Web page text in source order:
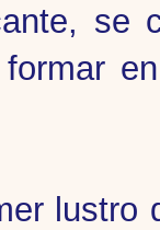
se
lustro